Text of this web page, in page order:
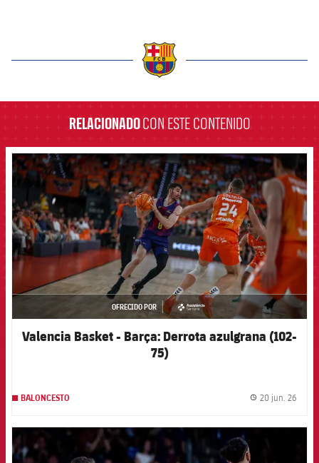
RELACIONADOCON ESTE CONTENIDO
FCB Barcelona badge
OFRECIDO POR
asistencia
Valencia Basket - Barça: Derrota azulgrana (102-
75)
BALONCESTO 20 jun. 26
FCB Barcelona badge